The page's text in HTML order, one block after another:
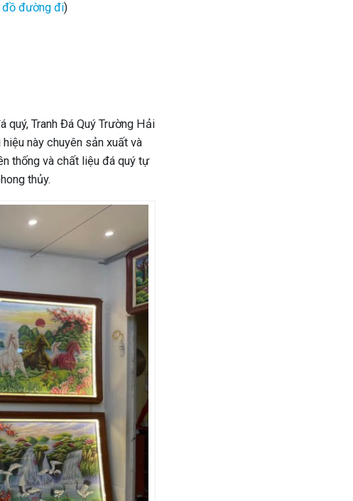
đồ đường đi)
Tranh Đá Quý Trường Hải
này chuyên sản xuất và
thống và chất liệu đá quý tự
thủy.​